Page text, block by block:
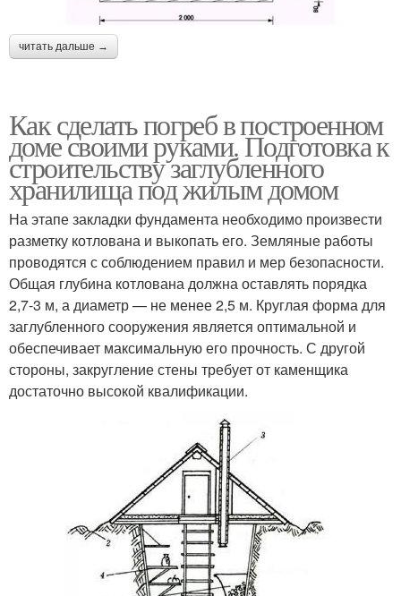
читать дальше →
Как сделать погреб в построенном
доме своими руками. Подготовка к
строительству заглубленного
хранилища под жилым домом
На этапе закладки фундамента необходимо произвести
разметку котлована и выкопать его. Земляные работы
проводятся с соблюдением правил и мер безопасности.
Общая глубина котлована должна оставлять порядка
2,7-3 м, а диаметр — не менее 2,5 м. Круглая форма для
заглубленного сооружения является оптимальной и
обеспечивает максимальную его прочность. С другой
стороны, закругление стены требует от каменщика
достаточно высокой квалификации.